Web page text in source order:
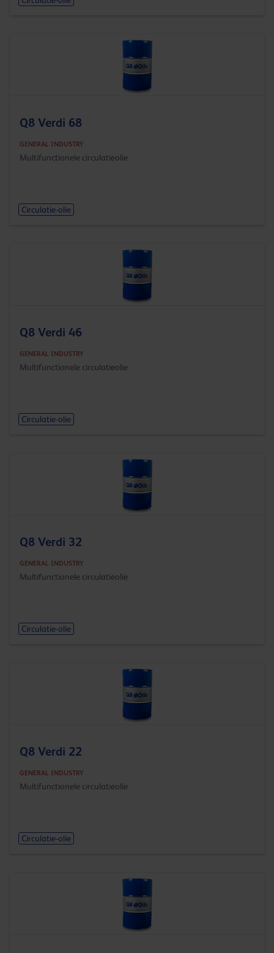
Q8 Verdi 68
GENERAL INDUSTRY
Multifunctionele circulatieolie
Circulatie-olie
Q8 Verdi 46
GENERAL INDUSTRY
Multifunctionele circulatieolie
Circulatie-olie
Q8 Verdi 32
GENERAL INDUSTRY
Multifunctionele circulatieolie
Circulatie-olie
Q8 Verdi 22
GENERAL INDUSTRY
Multifunctionele circulatieolie
Circulatie-olie